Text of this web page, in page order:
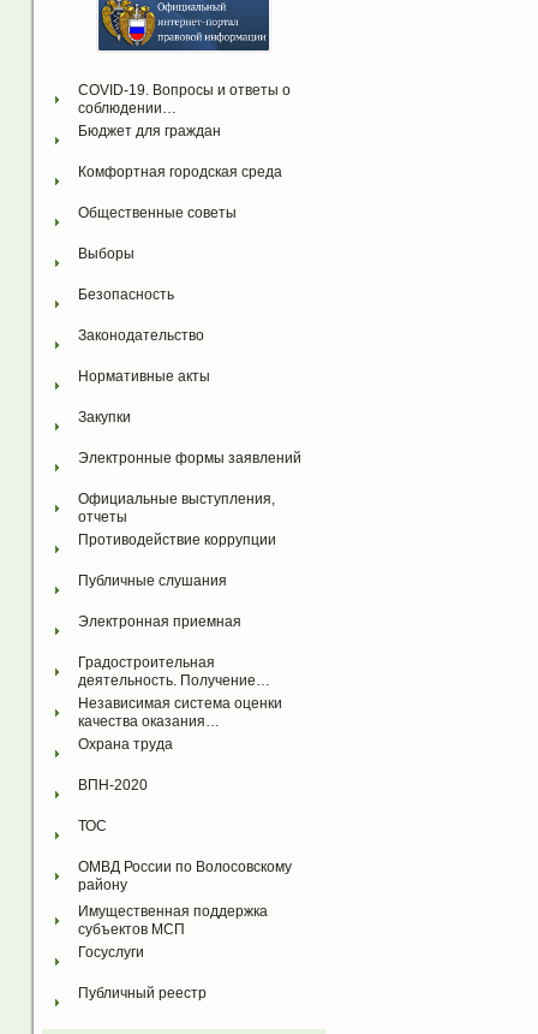
COVID-19. Вопросы и ответы о
соблюдении…
Бюджет для граждан
Комфортная городская среда
Общественные советы
Выборы
Безопасность
Законодательство
Нормативные акты
Закупки
Электронные формы заявлений
Официальные выступления,
отчеты
Противодействие коррупции
Публичные слушания
Электронная приемная
Градостроительная
деятельность. Получение…
Независимая система оценки
качества оказания…
Охрана труда
ВПН-2020
ТОС
ОМВД России по Волосовскому
району
Имущественная поддержка
субъектов МСП
Госуслуги
Публичный реестр